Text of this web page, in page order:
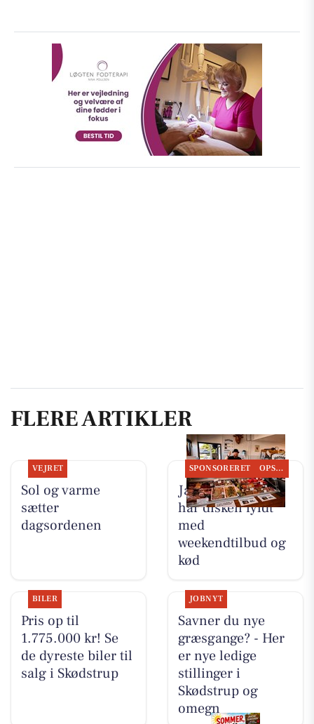
FLERE ARTIKLER
VEJRET
Sol og varme
sætter
dagsordenen
SPONSORERET OPSLAGSTAVLEN
Jaataak Slagteren
har disken fyldt
med
weekendtilbud og
kød
BILER
Pris op til
1.775.000 kr! Se
de dyreste biler til
salg i Skødstrup
JOBNYT
Savner du nye
græsgange? - Her
er nye ledige
stillinger i
Skødstrup og
omegn